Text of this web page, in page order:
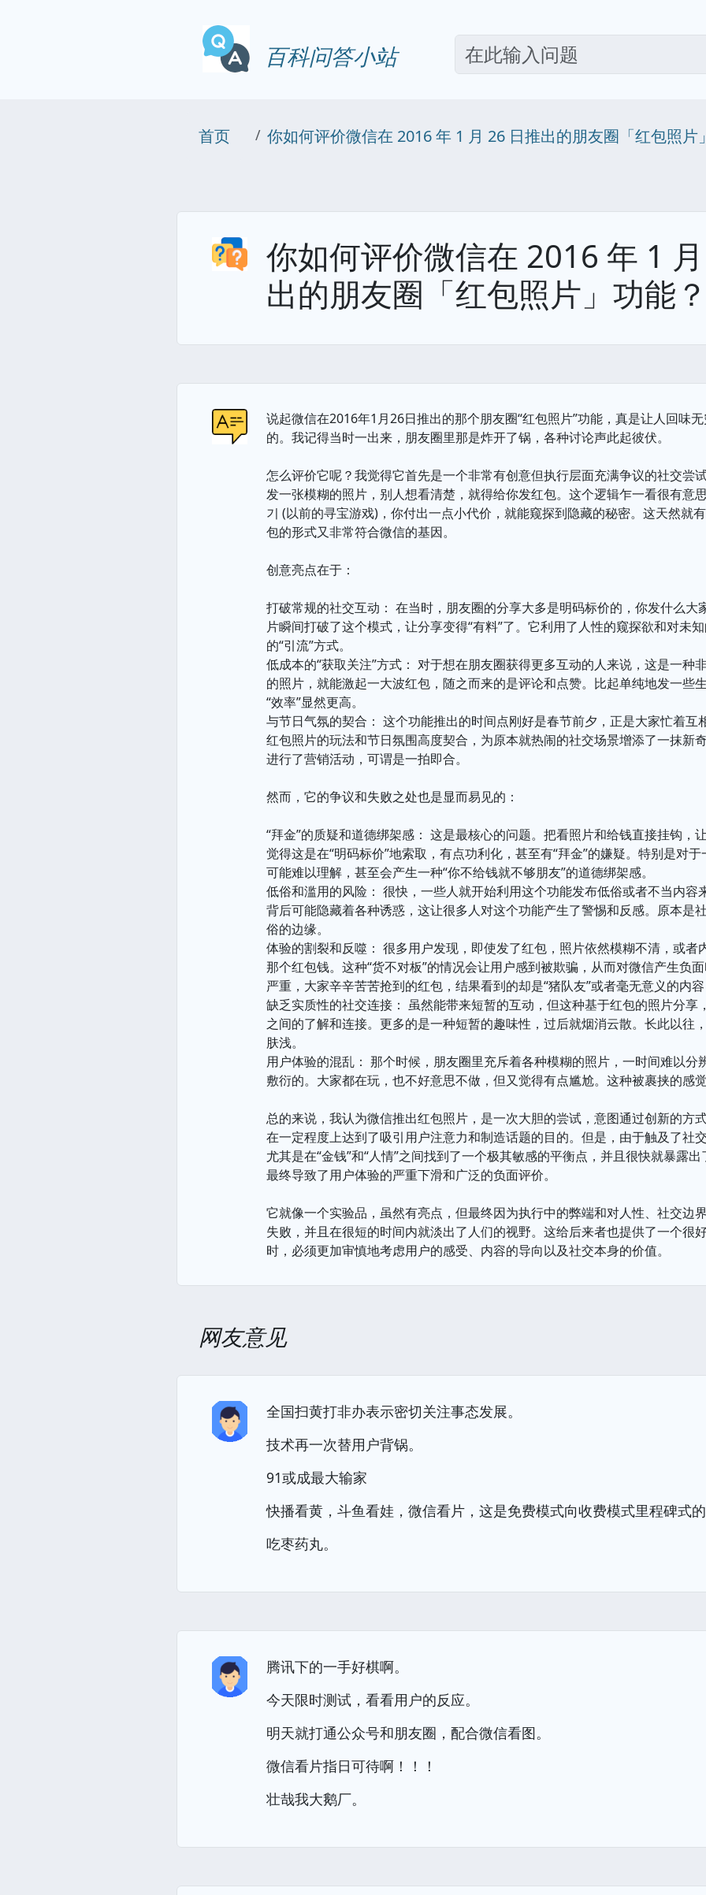
百科问答小站
首页 你如何评价微信在 2016 年 1 月 26 日推出的朋友圈「红包照片
你如何评价微信在 2016 年 1
出的朋友圈「红包照片」功能
说起微信在2016年1月26日推出的那个朋友圈“红包照片”功能，真是让人回味
的。我记得当时一出来，朋友圈里那是炸开了锅，各种讨论声此起彼伏。
怎么评价它呢？我觉得它首先是一个非常有创意但执行层面充满争议的社交尝
发一张模糊的照片，别人想看清楚，就得给你发红包。这个逻辑乍一看很有意
기 (以前的寻宝游戏)，你付出一点小代价，就能窥探到隐藏的秘密。这天然就
包的形式又非常符合微信的基因。
创意亮点在于：
打破常规的社交互动： 在当时，朋友圈的分享大多是明码标价的，你发什么大
片瞬间打破了这个模式，让分享变得“有料”了。它利用了人性的窥探欲和对未
的“引流”方式。
低成本的“获取关注”方式： 对于想在朋友圈获得更多互动的人来说，这是一种
的照片，就能激起一大波红包，随之而来的是评论和点赞。比起单纯地发一些
“效率”显然更高。
与节日气氛的契合： 这个功能推出的时间点刚好是春节前夕，正是大家忙着互
红包照片的玩法和节日氛围高度契合，为原本就热闹的社交场景增添了一抹新
进行了营销活动，可谓是一拍即合。
然而，它的争议和失败之处也是显而易见的：
“拜金”的质疑和道德绑架感： 这是最核心的问题。把看照片和给钱直接挂钩，
觉得这是在“明码标价”地索取，有点功利化，甚至有“拜金”的嫌疑。特别是对
可能难以理解，甚至会产生一种“你不给钱就不够朋友”的道德绑架感。
低俗和滥用的风险： 很快，一些人就开始利用这个功能发布低俗或者不当内容
背后可能隐藏着各种诱惑，这让很多人对这个功能产生了警惕和反感。原本是
俗的边缘。
体验的割裂和反噬： 很多用户发现，即使发了红包，照片依然模糊不清，或者
那个红包钱。这种“货不对板”的情况会让用户感到被欺骗，从而对微信产生负
严重，大家辛辛苦苦抢到的红包，结果看到的却是“猪队友”或者毫无意义的内
缺乏实质性的社交连接： 虽然能带来短暂的互动，但这种基于红包的照片分享
之间的了解和连接。更多的是一种短暂的趣味性，过后就烟消云散。长此以往
肤浅。
用户体验的混乱： 那个时候，朋友圈里充斥着各种模糊的照片，一时间难以分
敷衍的。大家都在玩，也不好意思不做，但又觉得有点尴尬。这种被裹挟的感
总的来说，我认为微信推出红包照片，是一次大胆的尝试，意图通过创新的方
在一定程度上达到了吸引用户注意力和制造话题的目的。但是，由于触及了社
尤其是在“金钱”和“人情”之间找到了一个极其敏感的平衡点，并且很快就暴露
最终导致了用户体验的严重下滑和广泛的负面评价。
它就像一个实验品，虽然有亮点，但最终因为执行中的弊端和对人性、社交边
失败，并且在很短的时间内就淡出了人们的视野。这给后来者也提供了一个很
时，必须更加审慎地考虑用户的感受、内容的导向以及社交本身的价值。
网友意见
全国扫黄打非办表示密切关注事态发展。
技术再一次替用户背锅。
91或成最大输家
快播看黄，斗鱼看娃，微信看片，这是免费模式向收费模式里程碑式
吃枣药丸。
腾讯下的一手好棋啊。
今天限时测试，看看用户的反应。
明天就打通公众号和朋友圈，配合微信看图。
微信看片指日可待啊！！！
壮哉我大鹅厂。